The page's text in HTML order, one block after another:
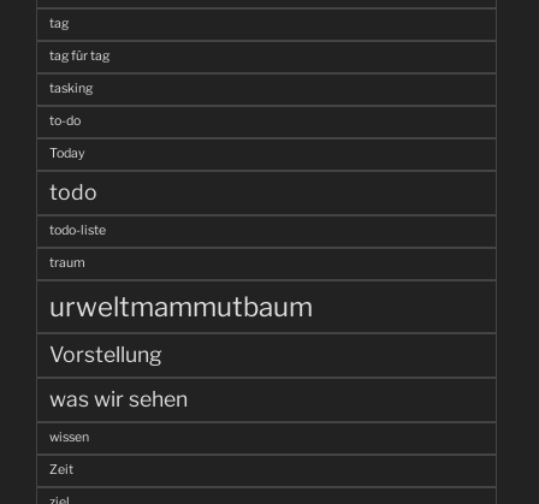
tag
tag für tag
tasking
to-do
Today
todo
todo-liste
traum
urweltmammutbaum
Vorstellung
was wir sehen
wissen
Zeit